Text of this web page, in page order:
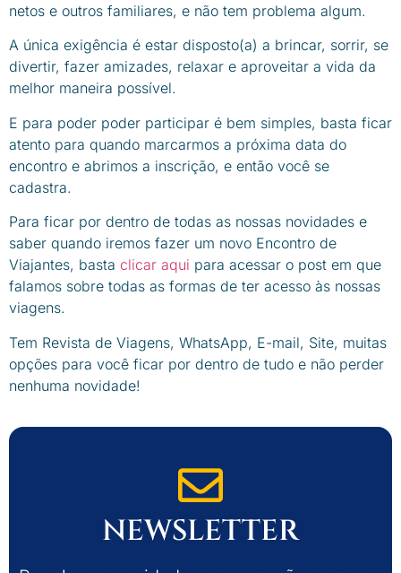
netos e outros familiares, e não tem problema algum.
A única exigência é estar disposto(a) a brincar, sorrir, se
divertir, fazer amizades, relaxar e aproveitar a vida da
melhor maneira possível.
E para poder poder participar é bem simples, basta ficar
atento para quando marcarmos a próxima data do
encontro e abrimos a inscrição, e então você se
cadastra.
Para ficar por dentro de todas as nossas novidades e
saber quando iremos fazer um novo Encontro de
Viajantes, basta clicar aqui para acessar o post em que
falamos sobre todas as formas de ter acesso às nossas
viagens.
Tem Revista de Viagens, WhatsApp, E-mail, Site, muitas
opções para você ficar por dentro de tudo e não perder
nenhuma novidade!
NEWSLETTER